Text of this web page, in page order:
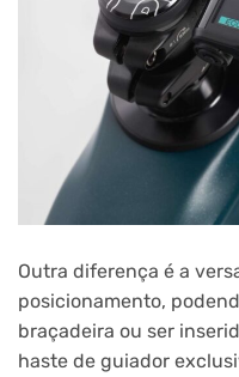
Outra diferença é a
posicionamento,
braçadeira ou ser
haste de guiador